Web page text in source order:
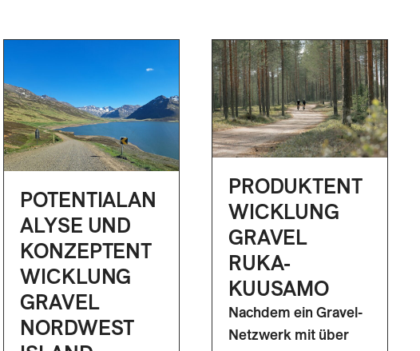
POTENTIALAN
ALYSE UND
KONZEPTENT
WICKLUNG
GRAVEL
NORDWEST
PRODUKTENT
WICKLUNG
GRAVEL
RUKA-
KUUSAMO
Nachdem ein Gravel-
Netzwerk mit über